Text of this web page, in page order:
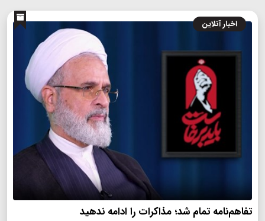
اخبار آنلاین
تفاهم‌نامه تمام شد؛ مذاکرات را ادامه ندهید